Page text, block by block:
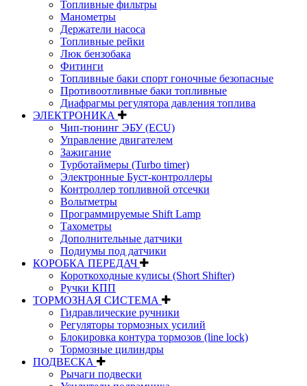
Топливные фильтры
Манометры
Держатели насоса
Топливные рейки
Люк бензобака
Фитинги
Топливные баки спорт гоночные безопасные
Противоотливные баки топливные
Диафрагмы регулятора давления топлива
ЭЛЕКТРОНИКА
Чип-тюнинг ЭБУ (ECU)
Управление двигателем
Зажигание
Турботаймеры (Turbo timer)
Электронные Буст-контроллеры
Контроллер топливной отсечки
Вольтметры
Программируемые Shift Lamp
Тахометры
Дополнительные датчики
Подиумы под датчики
КОРОБКА ПЕРЕДАЧ
Короткоходные кулисы (Short Shifter)
Ручки КПП
ТОРМОЗНАЯ СИСТЕМА
Гидравлические ручники
Регуляторы тормозных усилий
Блокировка контура тормозов (line lock)
Тормозные цилиндры
ПОДВЕСКА
Рычаги подвески